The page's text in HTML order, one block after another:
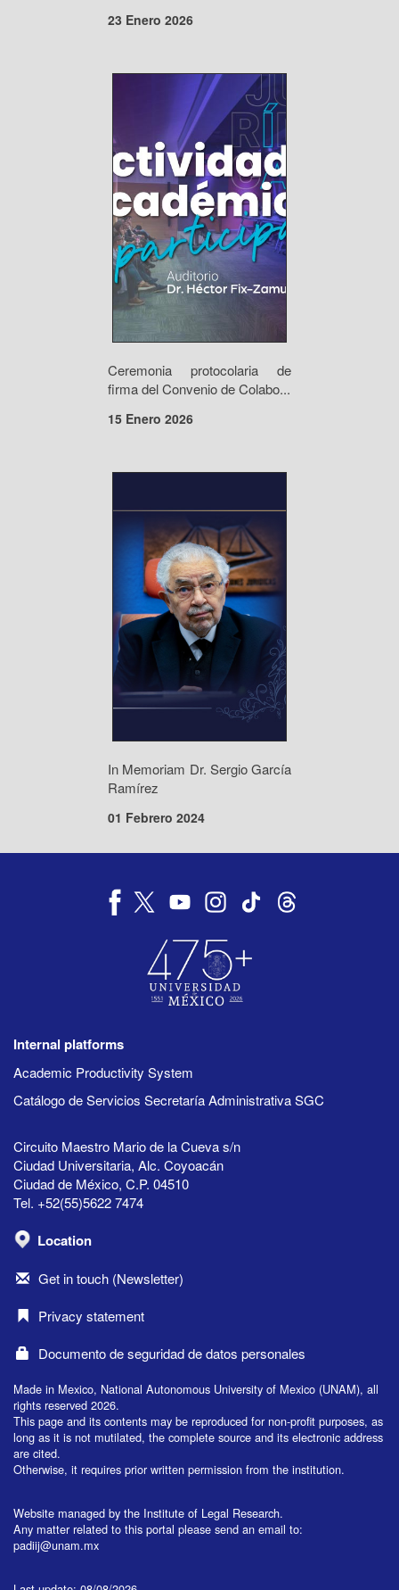
23 Enero 2026
Ceremonia protocolaria de
firma del Convenio de Colabo...
15 Enero 2026
In Memoriam Dr. Sergio García
Ramírez
01 Febrero 2024
Internal platforms
Academic Productivity System
Catálogo de Servicios Secretaría Administrativa SGC
Circuito Maestro Mario de la Cueva s/n
Ciudad Universitaria, Alc. Coyoacán
Ciudad de México, C.P. 04510
Tel. +52(55)5622 7474
Location
Get in touch (Newsletter)
Privacy statement
Documento de seguridad de datos personales
Made in Mexico, National Autonomous University of Mexico (UNAM), all
rights reserved 2026.
This page and its contents may be reproduced for non-profit purposes, as
long as it is not mutilated, the complete source and its electronic address
are cited.
Otherwise, it requires prior written permission from the institution.
Website managed by the Institute of Legal Research.
Any matter related to this portal please send an email to:
padiij@unam.mx